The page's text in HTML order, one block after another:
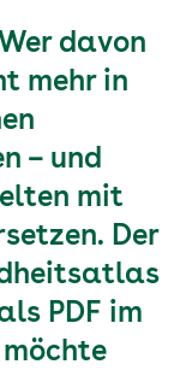
davon
mehr in
– und
mit
Der
PDF im
möchte